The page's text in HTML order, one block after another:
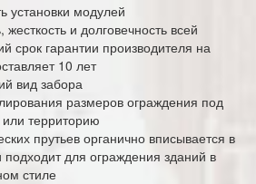
установки модулей
и долговечность всей
срок гарантии производителя на
10 лет
вид забора
размеров ограждения под
территорию
прутьев органично вписывается в
для ограждения зданий в
стиле